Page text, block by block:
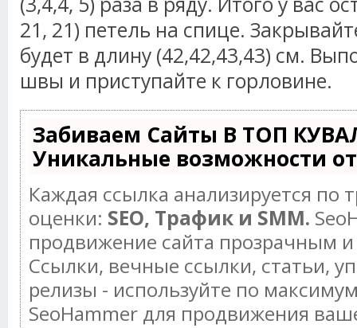
21, 21) петель на спице.
будет в длину (42,42,43,43) см.
швы и приступайте к горловине.
Забиваем Сайты В ТОП
Уникальные возможности
Каждая ссылка анализируется по
оценки: SEO, Трафик и SMM.
продвижение сайта прозрачным
Ссылки, вечные ссылки, статьи,
релизы - используйте по
SeoHammer для продвижения